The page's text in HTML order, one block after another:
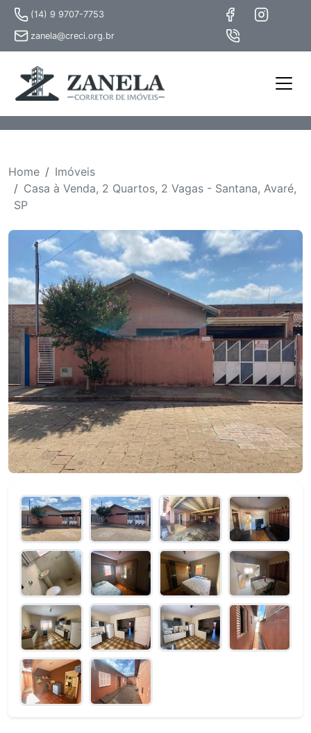
(14) 9 9707-7753
zanela@creci.org.br
Home
Imóveis
Casa à Venda, 2 Quartos, 2 Vagas - Santana, Avaré,
SP